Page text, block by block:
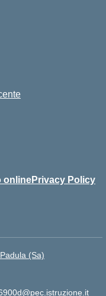
onlinePrivacy Policy
(Sa)